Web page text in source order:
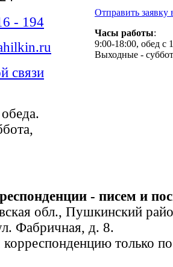
- 194
связи
Отправить заявку
Часы работы:
9:00-18:00, обед с
Выходные -
- писем и
обл., Пушкинский
Фабричная, д. 8.
только